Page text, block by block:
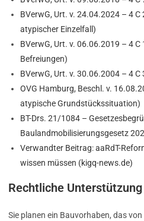
BVerwG, Urt. v. 24.04.2024 – 4
atypischer Einzelfall)
BVerwG, Urt. v. 06.06.2019 – 4
Befreiungen)
BVerwG, Urt. v. 30.06.2004 – 4
OVG Hamburg, Beschl. v.
atypische Grundstückssituation)
BT-Drs. 21/1084 –
Baulandmobilisierungsgesetz
Verwandter Beitrag: aaRdT-
wissen müssen (kigq-news.de)
Rechtliche
Sie planen ein Bauvorhaben, das